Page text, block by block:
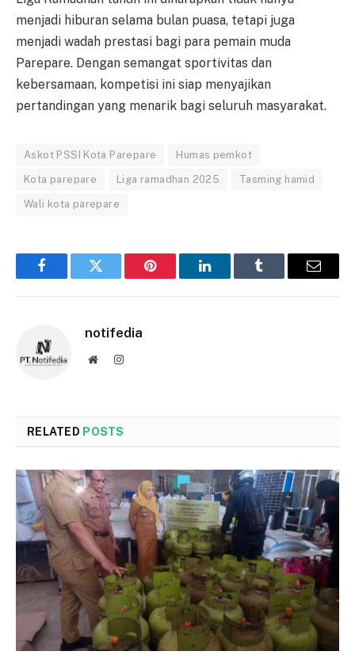
menjadi hiburan selama bulan puasa, tetapi juga
menjadi wadah prestasi bagi para pemain muda
Parepare. Dengan semangat sportivitas dan
kebersamaan, kompetisi ini siap menyajikan
pertandingan yang menarik bagi seluruh masyarakat.
Askot PSSI Kota Parepare Humas pemkot
Kota parepare Liga ramadhan 2025 Tasming hamid
Wali kota parepare
FacebookTwitter Pinterest LinkedInTumblr Email
notifedia
WebsiteInstagram
RELATED POSTS